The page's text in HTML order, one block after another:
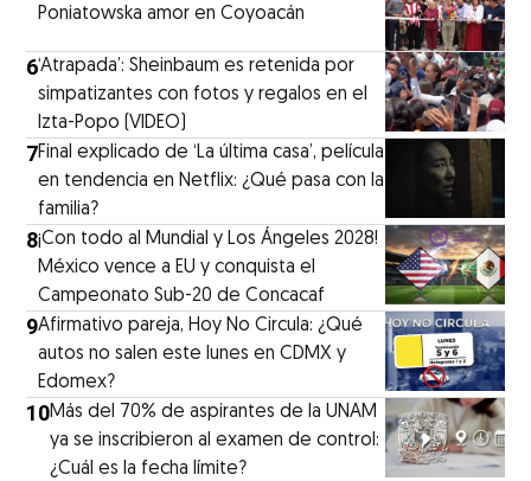
Poniatowska amor en Coyoacán
6‘Atrapada’: Sheinbaum es retenida por
simpatizantes con fotos y regalos en el
Izta-Popo (VIDEO)
7Final explicado de ‘La última casa’, película
en tendencia en Netflix: ¿Qué pasa con la
familia?
8¡Con todo al Mundial y Los Ángeles 2028!
México vence a EU y conquista el
Campeonato Sub-20 de Concacaf
9Afirmativo pareja, Hoy No Circula: ¿Qué
autos no salen este lunes en CDMX y
Edomex?
10Más del 70% de aspirantes de la UNAM
ya se inscribieron al examen de control:
¿Cuál es la fecha límite?